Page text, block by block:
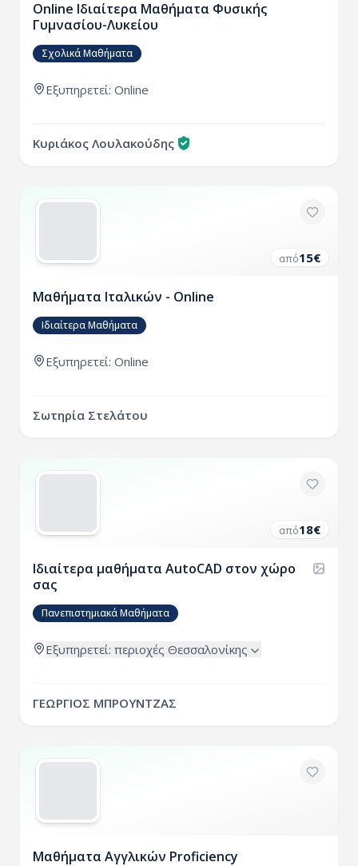
Online Ιδιαίτερα Μαθήματα Φυσικής
Γυμνασίου-Λυκείου
Σχολικά Μαθήματα
Εξυπηρετεί: Online
Κυριάκος Λουλακούδης
από15€
Μαθήματα Ιταλικών - Online
Ιδιαίτερα Μαθήματα
Εξυπηρετεί: Online
Σωτηρία Στελάτου
από18€
Ιδιαίτερα μαθήματα AutoCAD στον χώρο
σας
Πανεπιστημιακά Μαθήματα
Εξυπηρετεί: περιοχές Θεσσαλονίκης
ΓΕΩΡΓΙΟΣ ΜΠΡΟΥΝΤΖΑΣ
Μαθήματα Αγγλικών Proficiency